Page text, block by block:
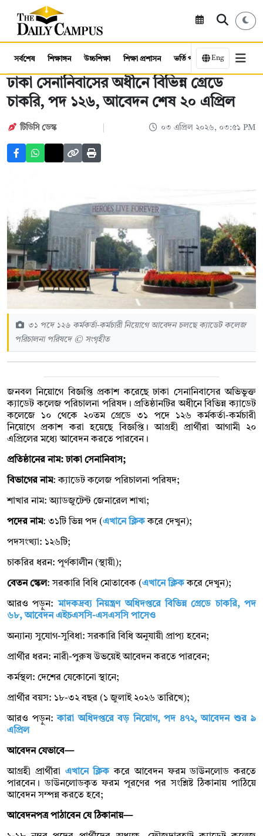
সর্বশেষ শিক্ষাঙ্গন উচ্চশিক্ষা শিক্ষা প্রশাসন ভর্তি পরীক্ষা কর্মসংস্থান
Eng
ঢাকা সেনানিবাসের অধীনে বিভিন্ন গ্রেডে
চাকরি, পদ ১২৬, আবেদন শেষ ২০ এপ্রিল
টিডিসি ডেস্ক ০৩ এপ্রিল ২০২৬, ০৩:৫১ PM
৩১ পদে ১২৬ কর্মকর্তা-কর্মচারী নিয়োগে আবেদন চলছে ক্যাডেট কলেজ
পরিচালনা পরিষদে © সংগৃহীত
জনবল নিয়োগে বিজ্ঞপ্তি প্রকাশ করেছে ঢাকা সেনানিবাসের অভিভুক্ত
ক্যাডেট কলেজ পরিচালনা পরিষদ। প্রতিষ্ঠানটির অধীনে বিভিন্ন ক্যাডেট
কলেজে ১০ থেকে ২০তম গ্রেডে ৩১ পদে ১২৬ কর্মকর্তা-কর্মচারী
নিয়োগে প্রকাশ করা হয়েছে বিজ্ঞপ্তি। আগ্রহী প্রার্থীরা আগামী ২০
এপ্রিলের মধ্যে আবেদন করতে পারবেন।
প্রতিষ্ঠানের নাম: ঢাকা সেনানিবাস;
বিভাগের নাম: ক্যাডেট কলেজ পরিচালনা পরিষদ;
শাখার নাম: অ্যাডজুটেন্ট জেনারেল শাখা;
পদের নাম: ৩১টি ভিন্ন পদ (এখানে ক্লিককরে দেখুন);
পদসংখ্যা: ১২৬টি;
চাকরির ধরন: পূর্ণকালীন (স্থায়ী);
বেতন স্কেল: সরকারি বিধি মোতাবেক (এখানে ক্লিককরে দেখুন);
আরও পড়ুন:মাদকদ্রব্য নিয়ন্ত্রণ অধিদপ্তরে বিভিন্ন গ্রেডে চাকরি, পদ
৬৮, আবেদন এইচএসসি-এসএসসি পাসেও
অন্যান্য সুযোগ-সুবিধা: সরকারি বিধি অনুযায়ী প্রাপ্য হবেন;
প্রার্থীর ধরন: নারী-পুরুষ উভয়েই আবেদন করতে পারবেন;
কর্মস্থল: দেশের যেকোনো স্থানে;
প্রার্থীর বয়স: ১৮-৩২ বছর (১ জুলাই ২০২৬ তারিখে);
আরও পড়ুন:কারা অধিদপ্তরে বড় নিয়োগ, পদ ৪৭২, আবেদন শুর ৯
এপ্রিল
আবেদন যেভাবে—
আগ্রহী প্রার্থীরা এখানে ক্লিককরে আবেদন ফরম ডাউনলোড করতে
পারবেন। ডাউনলোডকৃত ফরম পূরণের পর সংশ্লিষ্ট ঠিকানায় পাঠিয়ে
আবেদন সম্পন্ন করতে হবে;
আবেদনপত্র পাঠাবেন যে ঠিকানায়—